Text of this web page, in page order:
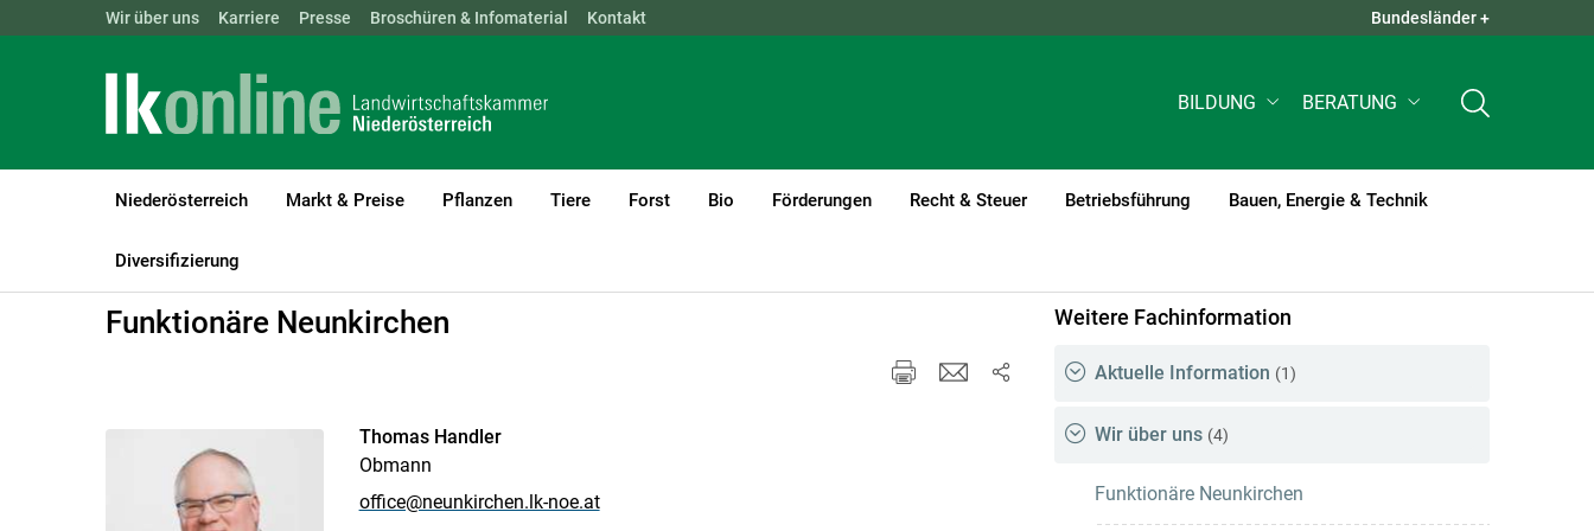
Landwirtschaftskammern: ÖSTERREICH BGLD KTN NÖ OÖ SBG QUICK LINKS +
Wir über uns Karriere Presse Broschüren & Infomaterial Kontakt Bundesländer +
BILDUNG BERATUNG
Niederösterreich Markt & Preise Pflanzen Tiere Forst Bio Förderungen Recht & Steuer Betriebsführung Bauen, Energie & Technik
Diversifizierung
LK Niederösterreich
Funktionäre Neunkirchen
Thomas Handler
Obmann
office@neunkirchen.lk-noe.at
Weitere Fachinformation
Aktuelle Information (1)
Wir über uns (4)
Funktionäre Neunkirchen